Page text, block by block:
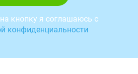
кнопку я соглашаюсь с
конфиденциальности